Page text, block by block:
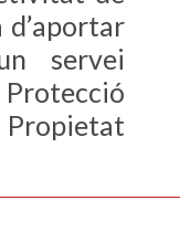
d’aportar
servei